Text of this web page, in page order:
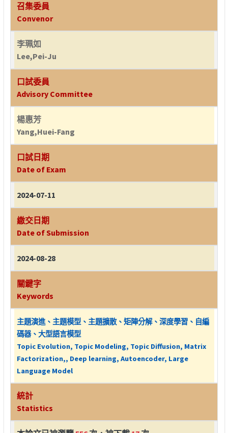
召集委員
Convenor
李珮如
Lee,Pei-Ju
口試委員
Advisory Committee
楊惠芳
Yang,Huei-Fang
口試日期
Date of Exam
2024-07-11
繳交日期
Date of Submission
2024-08-28
關鍵字
Keywords
主題演進、主題模型、主題擴散、矩陣分解、深度學習、自編
碼器、大型語言模型
Topic Evolution, Topic Modeling, Topic Diffusion, Matrix
Factorization,, Deep learning, Autoencoder, Large
Language Model
統計
Statistics